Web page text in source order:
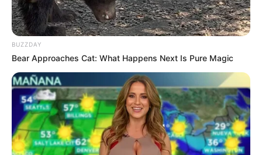
BUZZDAY
Bear Approaches Cat: What Happens Next Is Pure Magic